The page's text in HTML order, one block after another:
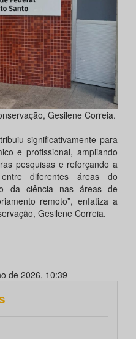
Gesilene Correia.
significativamente para
e profissional, ampliando
pesquisas e reforçando a
diferentes áreas do
da ciência nas áreas de
remoto”, enfatiza a
Gesilene Correia.
de 2026, 10:39